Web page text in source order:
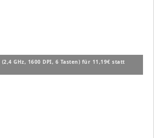
GHz, 1600 DPI, 6 Tasten) für 11,19€ statt